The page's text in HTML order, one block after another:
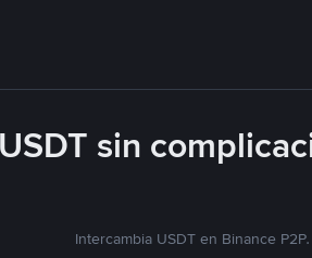
sin
Intercambia USDT en Binance